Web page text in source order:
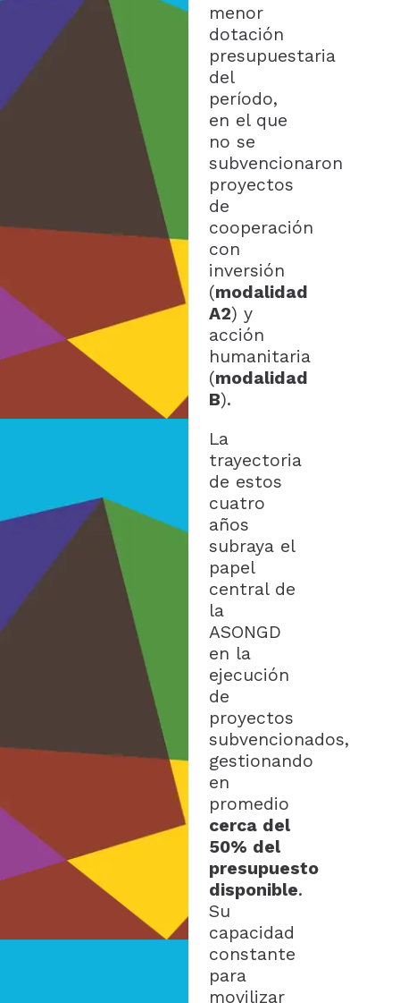
menor
dotación
presupuestaria
del
período,
en el que
no se
subvencionaron
proyectos
de
cooperación
con
inversión
(modalidad
A2) y
acción
humanitaria
(modalidad
B).
La
trayectoria
de estos
cuatro
años
subraya el
papel
central de
la
ASONGD
en la
ejecución
de
proyectos
subvencionados,
gestionando
en
promedio
cerca del
50% del
presupuesto
disponible.
Su
capacidad
constante
para
movilizar